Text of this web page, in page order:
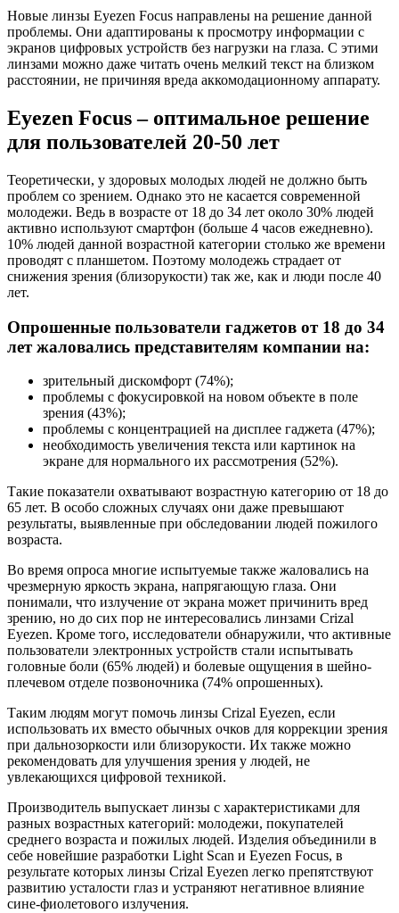
Новые линзы Eyezen Focus направлены на решение данной
проблемы. Они адаптированы к просмотру информации с
экранов цифровых устройств без нагрузки на глаза. С этими
линзами можно даже читать очень мелкий текст на близком
расстоянии, не причиняя вреда аккомодационному аппарату.
Eyezen Focus – оптимальное решение
для пользователей 20-50 лет
Теоретически, у здоровых молодых людей не должно быть
проблем со зрением. Однако это не касается современной
молодежи. Ведь в возрасте от 18 до 34 лет около 30% людей
активно используют смартфон (больше 4 часов ежедневно).
10% людей данной возрастной категории столько же времени
проводят с планшетом. Поэтому молодежь страдает от
снижения зрения (близорукости) так же, как и люди после 40
лет.
Опрошенные пользователи гаджетов от 18 до 34
лет жаловались представителям компании на:
зрительный дискомфорт (74%);
проблемы с фокусировкой на новом объекте в поле
зрения (43%);
проблемы с концентрацией на дисплее гаджета (47%);
необходимость увеличения текста или картинок на
экране для нормального их рассмотрения (52%).
Такие показатели охватывают возрастную категорию от 18 до
65 лет. В особо сложных случаях они даже превышают
результаты, выявленные при обследовании людей пожилого
возраста.
Во время опроса многие испытуемые также жаловались на
чрезмерную яркость экрана, напрягающую глаза. Они
понимали, что излучение от экрана может причинить вред
зрению, но до сих пор не интересовались линзами Crizal
Eyezen. Кроме того, исследователи обнаружили, что активные
пользователи электронных устройств стали испытывать
головные боли (65% людей) и болевые ощущения в шейно-
плечевом отделе позвоночника (74% опрошенных).
Таким людям могут помочь линзы Crizal Eyezen, если
использовать их вместо обычных очков для коррекции зрения
при дальнозоркости или близорукости. Их также можно
рекомендовать для улучшения зрения у людей, не
увлекающихся цифровой техникой.
Производитель выпускает линзы с характеристиками для
разных возрастных категорий: молодежи, покупателей
среднего возраста и пожилых людей. Изделия объединили в
себе новейшие разработки Light Scan и Eyezen Focus, в
результате которых линзы Crizal Eyezen легко препятствуют
развитию усталости глаз и устраняют негативное влияние
сине-фиолетового излучения.